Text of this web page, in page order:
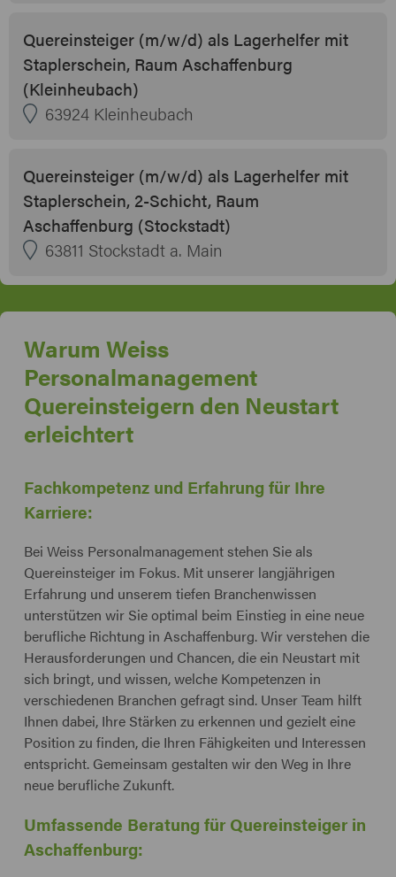
Quereinsteiger (m/w/d) als Lagerhelfer mit
Staplerschein, Raum Aschaffenburg
(Kleinheubach)
63924 Kleinheubach
Quereinsteiger (m/w/d) als Lagerhelfer mit
Staplerschein, 2-Schicht, Raum
Aschaffenburg (Stockstadt)
63811 Stockstadt a. Main
Warum Weiss
Personalmanagement
Quereinsteigern den Neustart
erleichtert
Fachkompetenz und Erfahrung für Ihre
Karriere:
Bei Weiss Personalmanagement stehen Sie als
Quereinsteiger im Fokus. Mit unserer langjährigen
Erfahrung und unserem tiefen Branchenwissen
unterstützen wir Sie optimal beim Einstieg in eine neue
berufliche Richtung in Aschaffenburg. Wir verstehen die
Herausforderungen und Chancen, die ein Neustart mit
sich bringt, und wissen, welche Kompetenzen in
verschiedenen Branchen gefragt sind. Unser Team hilft
Ihnen dabei, Ihre Stärken zu erkennen und gezielt eine
Position zu finden, die Ihren Fähigkeiten und Interessen
entspricht. Gemeinsam gestalten wir den Weg in Ihre
neue berufliche Zukunft.
Umfassende Beratung für Quereinsteiger in
Aschaffenburg: